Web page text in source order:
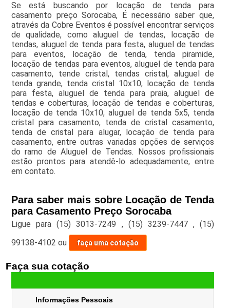
Se está buscando por locação de tenda para
casamento preço Sorocaba, É necessário saber que,
através da Cobre Eventos é possível encontrar serviços
de qualidade, como aluguel de tendas, locação de
tendas, aluguel de tenda para festa, aluguel de tendas
para eventos, locação de tenda, tenda piramide,
locação de tendas para eventos, aluguel de tenda para
casamento, tende cristal, tendas cristal, aluguel de
tenda grande, tenda cristal 10x10, locação de tenda
para festa, aluguel de tenda para praia, aluguel de
tendas e coberturas, locação de tendas e coberturas,
locação de tenda 10x10, aluguel de tenda 5x5, tenda
cristal para casamento, tenda de cristal casamento,
tenda de cristal para alugar, locação de tenda para
casamento, entre outras variadas opções de serviços
do ramo de Aluguel de Tendas. Nossos profissionais
estão prontos para atendê-lo adequadamente, entre
em contato.
Para saber mais sobre Locação de Tenda
para Casamento Preço Sorocaba
Ligue para(15) 3013-7249 , (15) 3239-7447 ,(15)
99138-4102 ou faça uma cotação
Faça sua cotação
Informações Pessoais